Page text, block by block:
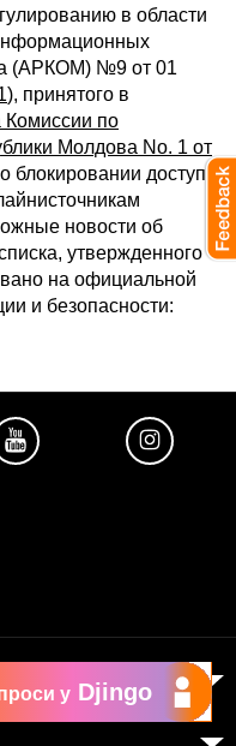
в области
(АРКОМ) №9 от 01
), принятого в
Комиссии по
Молдова No. 1 от
блокировании доступа
новости об
утвержденного
на официальной
и безопасности:
у Djingo